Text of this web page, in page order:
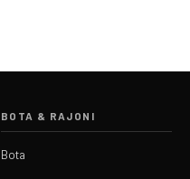
BOTA & RAJONI
Bota